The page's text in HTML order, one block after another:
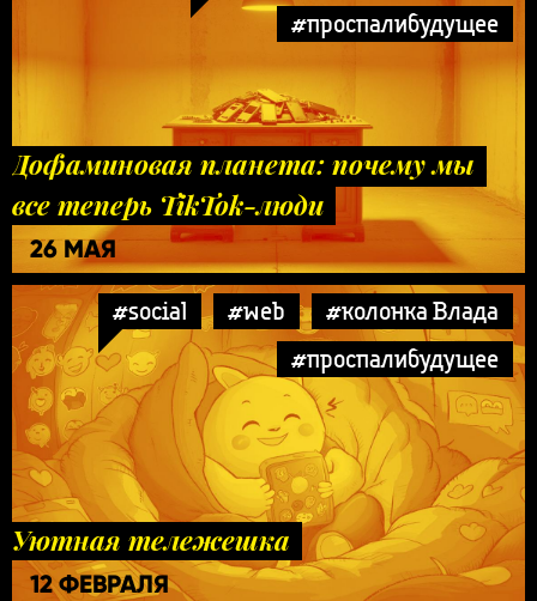
#проспалибудущее
Дофаминовая планета: почему мы
все теперь TikTok-люди
26 МАЯ
#social #web
#колонка Влада
#проспалибудущее
Уютная тележешка
12 ФЕВРАЛЯ